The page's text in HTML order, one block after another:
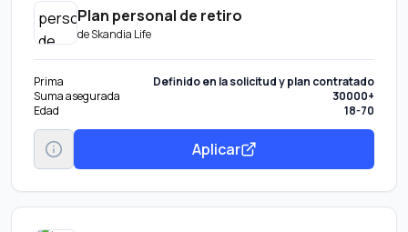
Plan personal de retiro
deSkandia Life
Prima
Definido en la solicitud y plan contratado
Suma asegurada
30000+
Edad
18-70
Aplicar